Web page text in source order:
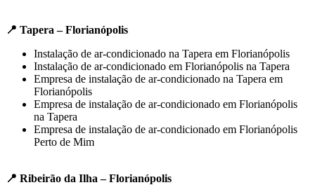
📍 Tapera – Florianópolis
Instalação de ar-condicionado na Tapera em Florianópolis
Instalação de ar-condicionado em Florianópolis na Tapera
Empresa de instalação de ar-condicionado na Tapera em
Florianópolis
Empresa de instalação de ar-condicionado em Florianópolis
na Tapera
Empresa de instalação de ar-condicionado em Florianópolis
Perto de Mim
📍 Ribeirão da Ilha – Florianópolis